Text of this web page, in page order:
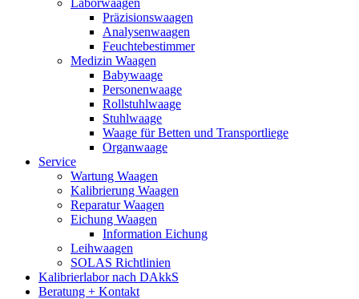
Laborwaagen
Präzisionswaagen
Analysenwaagen
Feuchtebestimmer
Medizin Waagen
Babywaage
Personenwaage
Rollstuhlwaage
Stuhlwaage
Waage für Betten und Transportliege
Organwaage
Service
Wartung Waagen
Kalibrierung Waagen
Reparatur Waagen
Eichung Waagen
Information Eichung
Leihwaagen
SOLAS Richtlinien
Kalibrierlabor nach DAkkS
Beratung + Kontakt